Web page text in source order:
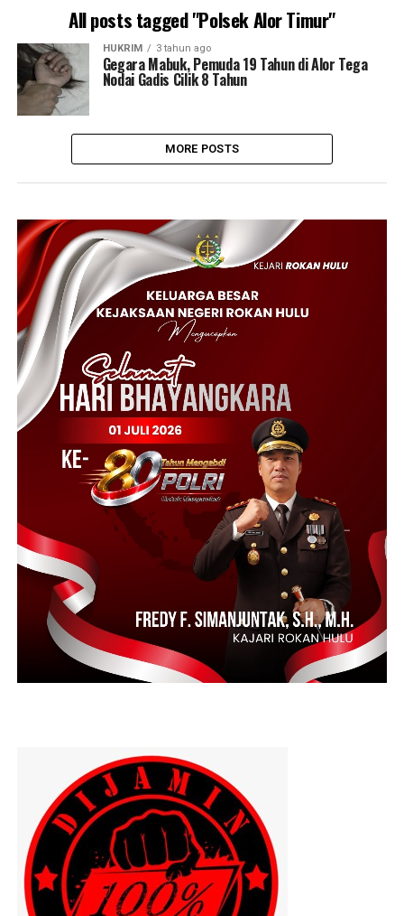
All posts tagged "Polsek Alor Timur"
HUKRIM 3 tahun ago
Gegara Mabuk, Pemuda 19 Tahun di Alor Tega
Nodai Gadis Cilik 8 Tahun
MORE POSTS